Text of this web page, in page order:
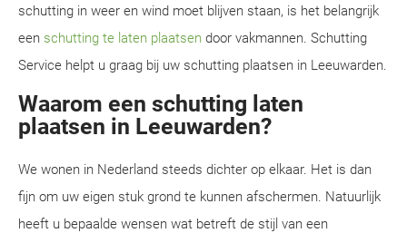
schutting in weer en wind moet blijven staan, is het belangrijk
een schutting te laten plaatsen door vakmannen. Schutting
Service helpt u graag bij uw schutting plaatsen in Leeuwarden.
Waarom een schutting laten
plaatsen in Leeuwarden?
We wonen in Nederland steeds dichter op elkaar. Het is dan
fijn om uw eigen stuk grond te kunnen afschermen. Natuurlijk
heeft u bepaalde wensen wat betreft de stijl van een